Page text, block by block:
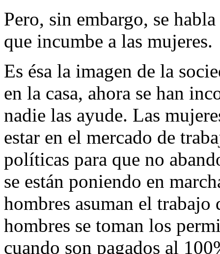
Pero, sin embargo, se
que incumbe a las mujeres.
Es ésa la imagen de la
en la casa, ahora se han
nadie las ayude. Las
estar en el mercado de
políticas para que no
se están poniendo en
hombres asuman el trabajo
hombres se toman los
cuando son pagados al